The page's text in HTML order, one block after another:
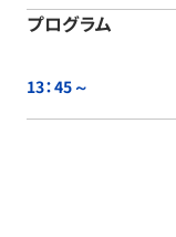
プログラム
13：45～